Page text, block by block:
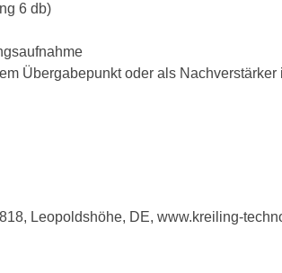
6 db)
Übergabepunkt oder als Nachverstärker
Leopoldshöhe, DE, www.kreiling-